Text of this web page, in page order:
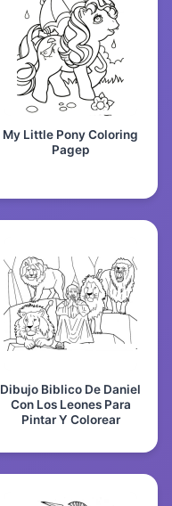
My Little Pony Coloring
Pagep
Dibujo Biblico De Daniel
Con Los Leones Para
Pintar Y Colorear